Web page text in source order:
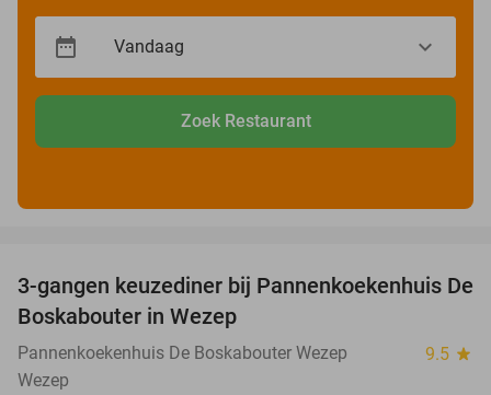
Zoek Restaurant
36%
3-gangen keuzediner bij Pannenkoekenhuis De
Boskabouter in Wezep
Pannenkoekenhuis De Boskabouter Wezep 9.5 star
Wezep